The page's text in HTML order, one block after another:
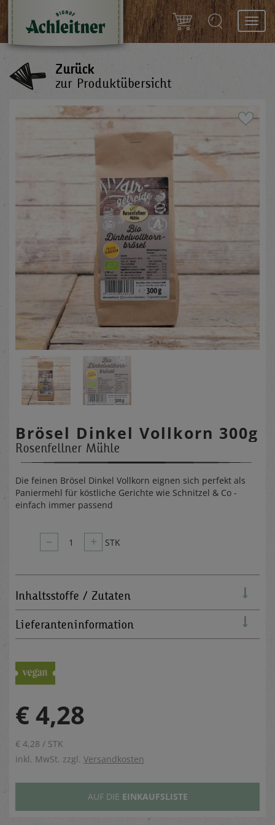
Zurück
zur Produktübersicht
Brösel Dinkel Vollkorn 300g
Rosenfellner Mühle
Die feinen Brösel Dinkel Vollkorn eignen sich perfekt als
Paniermehl für köstliche Gerichte wie Schnitzel & Co -
einfach immer passend
– 1 + STK
Inhaltsstoffe / Zutaten
Lieferanteninformation
€ 4,28
€ 4,28 / STK
inkl. MwSt. zzgl. Versandkosten
AUF DIE EINKAUFSLISTE